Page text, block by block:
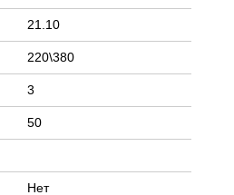
21.10
220\380
3
50
Нет